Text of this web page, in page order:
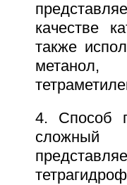
качестве
также
4. Способ
сложный